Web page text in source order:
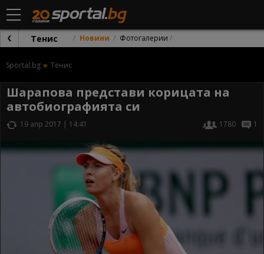
Тенис Новини Фотогалерии
Sportal.bg Тенис
Шарапова представи корицата на
автобиографията си
19 апр 2017 | 14:41 1780 1